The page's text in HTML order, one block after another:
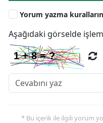
Yorum yazma
Aşağıdaki görselde
* Bu içerik ile ilgili yorum